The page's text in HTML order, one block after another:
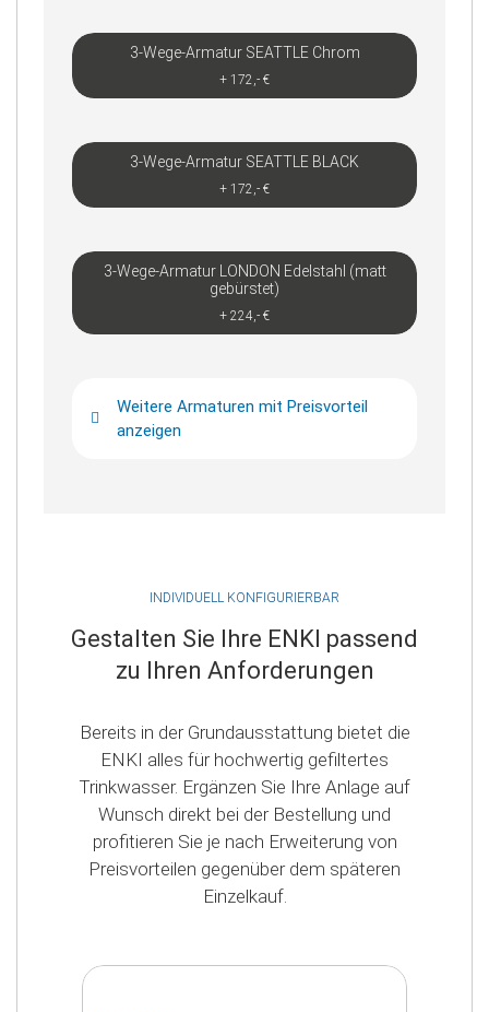
3-Wege-Armatur SEATTLE Chrom
+ 172,- €
3-Wege-Armatur SEATTLE BLACK
+ 172,- €
3-Wege-Armatur LONDON Edelstahl (matt
gebürstet)
+ 224,- €
Weitere Armaturen mit Preisvorteil
anzeigen
INDIVIDUELL KONFIGURIERBAR
Gestalten Sie Ihre ENKI passend
zu Ihren Anforderungen
Bereits in der Grundausstattung bietet die
ENKI alles für hochwertig gefiltertes
Trinkwasser. Ergänzen Sie Ihre Anlage auf
Wunsch direkt bei der Bestellung und
profitieren Sie je nach Erweiterung von
Preisvorteilen gegenüber dem späteren
Einzelkauf.